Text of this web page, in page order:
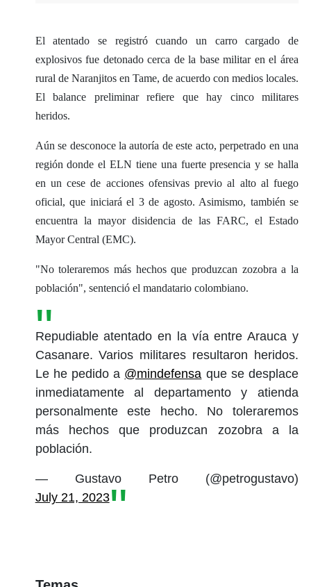
El atentado se registró cuando un carro cargado de
explosivos fue detonado cerca de la base militar en el área
rural de Naranjitos en Tame, de acuerdo con medios locales.
El balance preliminar refiere que hay cinco militares
heridos.
Aún se desconoce la autoría de este acto, perpetrado en una
región donde el ELN tiene una fuerte presencia y se halla
en un cese de acciones ofensivas previo al alto al fuego
oficial, que iniciará el 3 de agosto. Asimismo, también se
encuentra la mayor disidencia de las FARC, el Estado
Mayor Central (EMC).
"No toleraremos más hechos que produzcan zozobra a la
población", sentenció el mandatario colombiano.
Repudiable atentado en la vía entre Arauca y
Casanare. Varios militares resultaron heridos.
Le he pedido a @mindefensa que se desplace
inmediatamente al departamento y atienda
personalmente este hecho. No toleraremos
más hechos que produzcan zozobra a la
población.
— Gustavo Petro (@petrogustavo)
July 21, 2023